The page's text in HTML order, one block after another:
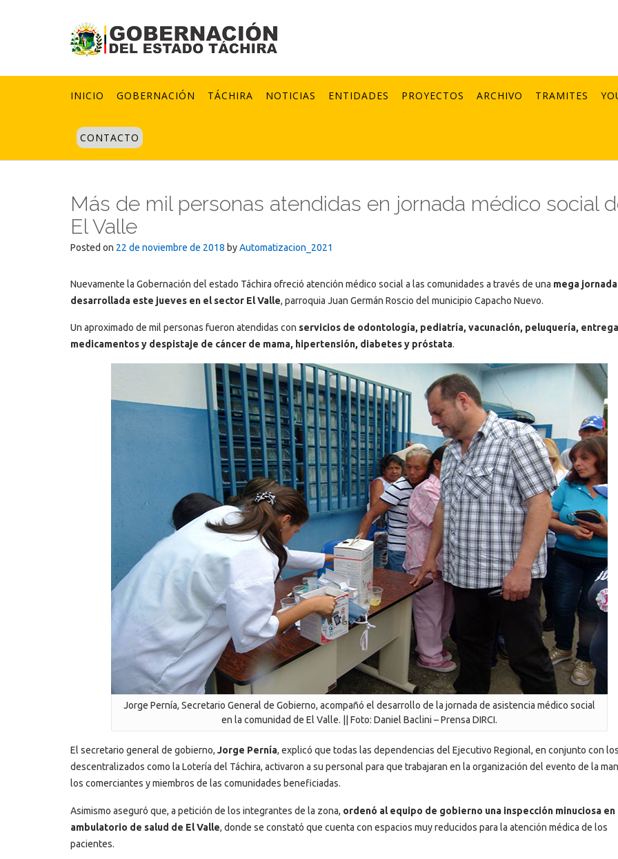
INICIO GOBERNACIÓN TÁCHIRA NOTICIAS ENTIDADES PROYECTOS ARCHIVO TRAMITES
CONTACTO
Más de mil personas atendidas en jornada médico social
El Valle
Posted on 22 de noviembre de 2018 byAutomatizacion_2021
Nuevamente la Gobernación del estado Táchira ofreció atención médico social a las comunidades a través de una mega jornada
desarrollada este jueves en el sector El Valle, parroquia Juan Germán Roscio del municipio Capacho Nuevo.
Un aproximado de mil personas fueron atendidas con servicios de odontología, pediatría, vacunación, peluquería,
medicamentos y despistaje de cáncer de mama, hipertensión, diabetes y próstata.
Jorge Pernía, Secretario General de Gobierno, acompañó el desarrollo de la jornada de asistencia médico social
en la comunidad de El Valle. || Foto: Daniel Baclini – Prensa DIRCI.
El secretario general de gobierno, Jorge Pernía, explicó que todas las dependencias del Ejecutivo Regional, en conjunto con
descentralizados como la Lotería del Táchira, activaron a su personal para que trabajaran en la organización del evento de la
los comerciantes y miembros de las comunidades beneficiadas.
Asimismo aseguró que, a petición de los integrantes de la zona, ordenó al equipo de gobierno una inspección minuciosa en
ambulatorio de salud de El Valle, donde se constató que cuenta con espacios muy reducidos para la atención médica de los
pacientes.